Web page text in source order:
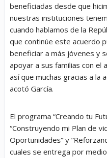
beneficiadas desde que
nuestras instituciones
cuando hablamos de la
que continúe este acuerdo
beneficiar a más jóvenes y
apoyar a sus familias con el
así que muchas gracias a la
acotó García.
El programa “Creando tu
“Construyendo mi Plan de
Oportunidades” y
cuales se entrega por